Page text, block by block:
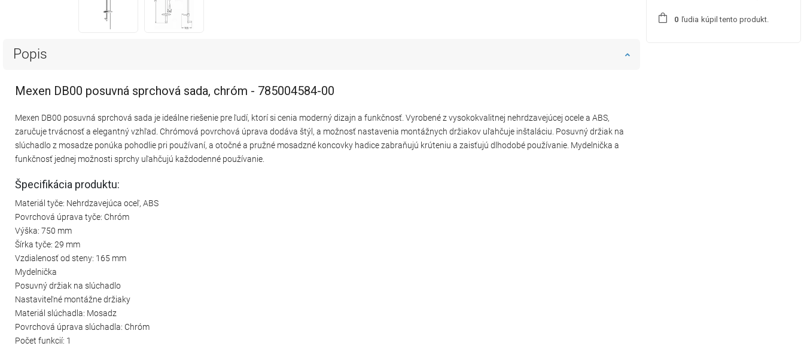
Popis
Mexen DB00 posuvná sprchová sada, chróm - 785004584-00
Mexen DB00 posuvná sprchová sada je ideálne riešenie pre ľudí, ktorí si cenia moderný dizajn a funkčnosť. Vyrobené z vysokokvalitnej nehrdzavejúcej ocele a ABS,
zaručuje trvácnosť a elegantný vzhľad. Chrómová povrchová úprava dodáva štýl, a možnosť nastavenia montážnych držiakov uľahčuje inštaláciu. Posuvný držiak na
slúchadlo z mosadze ponúka pohodlie pri používaní, a otočné a pružné mosadzné koncovky hadice zabraňujú krúteniu a zaisťujú dlhodobé používanie. Mydelnička a
funkčnosť jednej možnosti sprchy uľahčujú každodenné používanie.
Špecifikácia produktu:
Materiál tyče: Nehrdzavejúca oceľ, ABS
Povrchová úprava tyče: Chróm
Výška: 750 mm
Šírka tyče: 29 mm
Vzdialenosť od steny: 165 mm
Mydelnička
Posuvný držiak na slúchadlo
Nastaviteľné montážne držiaky
Materiál slúchadla: Mosadz
Povrchová úprava slúchadla: Chróm
Počet funkcií: 1
0 ľudia kúpil tento produkt.